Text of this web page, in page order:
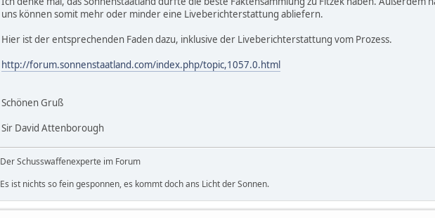
uns können somit mehr oder minder eine Liveberichterstattung abliefern.
Hier ist der entsprechenden Faden dazu, inklusive der Liveberichterstattung vom Prozess.
http://forum.sonnenstaatland.com/index.php/topic,1057.0.html
Schönen Gruß
Sir David Attenborough
Der Schusswaffenexperte im Forum
Es ist nichts so fein gesponnen, es kommt doch ans Licht der Sonnen.